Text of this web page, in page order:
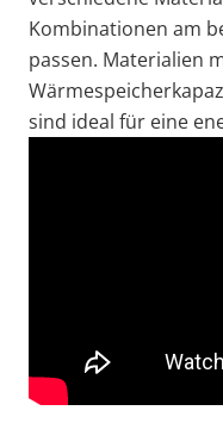
Kombinationen am
passen. Materialien
sind ideal für eine